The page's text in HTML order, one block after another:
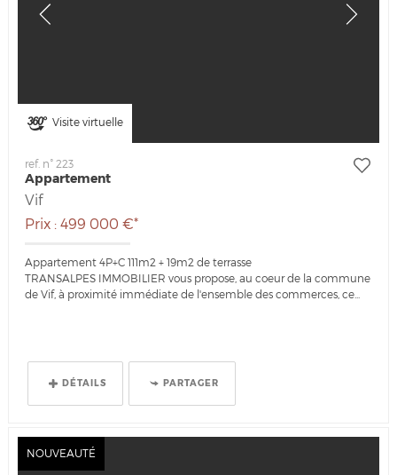
Visite virtuelle
ref. n° 223
Appartement
Vif
Prix : 499 000 €*
Appartement 4P+C 111m2 + 19m2 de terrasse
TRANSALPES IMMOBILIER vous propose, au coeur de la commune
de Vif, à proximité immédiate de l'ensemble des commerces, ce...
DÉTAILS PARTAGER
NOUVEAUTÉ